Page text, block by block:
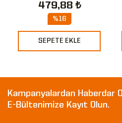
479,88 ₺
%16
SEPETE EKLE
Kampanyalardan Haberdar
E-Bültenimize Kayıt Olun.